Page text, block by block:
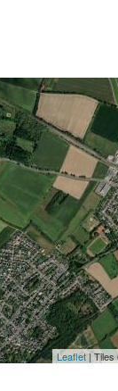
Leaflet| Tiles